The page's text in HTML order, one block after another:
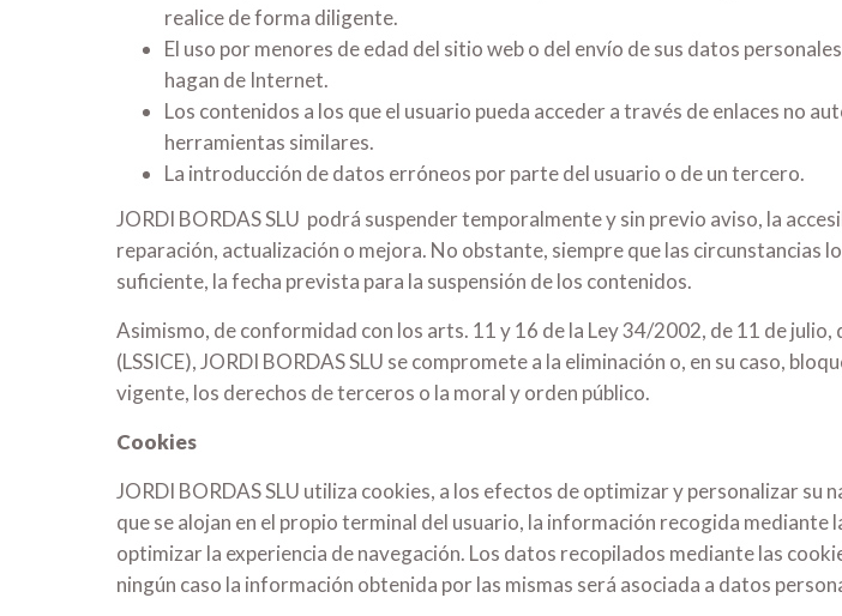
realice de forma diligente.
El uso por menores de edad del sitio web o del envío de sus datos
hagan de Internet.
Los contenidos a los que el usuario pueda acceder a través de enlaces no
herramientas similares.
La introducción de datos erróneos por parte del usuario o de un tercero.
JORDI BORDAS SLU podrá suspender temporalmente y sin previo aviso, la
reparación, actualización o mejora. No obstante, siempre que las circunstancias
suficiente, la fecha prevista para la suspensión de los contenidos.
Asimismo, de conformidad con los arts. 11 y 16 de la Ley 34/2002, de 11 de
(LSSICE), JORDI BORDAS SLU se compromete a la eliminación o, en su caso,
vigente, los derechos de terceros o la moral y orden público.
Cookies
JORDI BORDAS SLU utiliza cookies, a los efectos de optimizar y personalizar
que se alojan en el propio terminal del usuario, la información recogida
optimizar la experiencia de navegación. Los datos recopilados mediante las
ningún caso la información obtenida por las mismas será asociada a datos